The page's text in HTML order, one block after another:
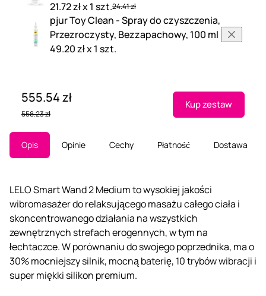
21.72 zł x 1 szt.24.41 zł
pjur Toy Clean - Spray do czyszczenia,
Przezroczysty, Bezzapachowy, 100 ml
49.20 zł x 1 szt.
555.54 zł
558.23 zł
Kup zestaw
Opis Opinie Cechy Płatność Dostawa
LELO Smart Wand 2 Medium to wysokiej jakości
wibromasażer do relaksującego masażu całego ciała i
skoncentrowanego działania na wszystkich
zewnętrznych strefach erogennych, w tym na
łechtaczce. W porównaniu do swojego poprzednika, ma o
30% mocniejszy silnik, mocną baterię, 10 trybów wibracji i
super miękki silikon premium.